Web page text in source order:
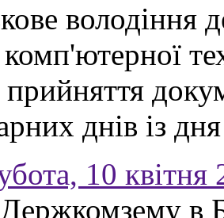
днів із
10 квітня
Держкомзему в